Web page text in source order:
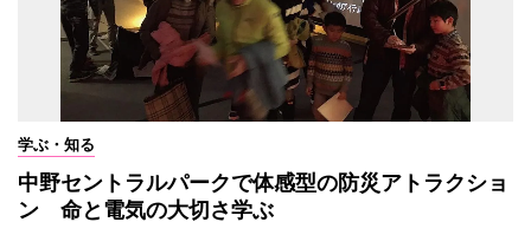
学ぶ・知る
中野セントラルパークで体感型の防災アトラクショ
ン 命と電気の大切さ学ぶ